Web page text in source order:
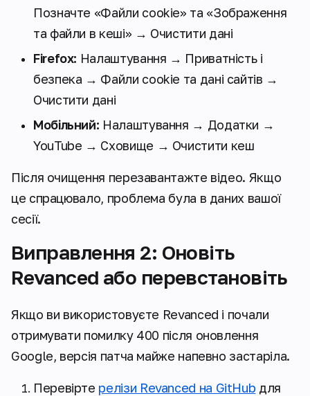
Позначте «Файли cookie» та «Зображення
та файли в кеші» → Очистити дані
Firefox: Налаштування → Приватність і
безпека → Файли cookie та дані сайтів →
Очистити дані
Мобільний: Налаштування → Додатки →
YouTube → Сховище → Очистити кеш
Після очищення перезавантажте відео. Якщо
це спрацювало, проблема була в даних вашої
сесії.
Виправлення 2: Оновіть
Revanced або перевстановіть
Якщо ви використовуєте Revanced і почали
отримувати помилку 400 після оновлення
Google, версія патча майже напевно застаріла.
Перевірте релізи Revanced на GitHub для